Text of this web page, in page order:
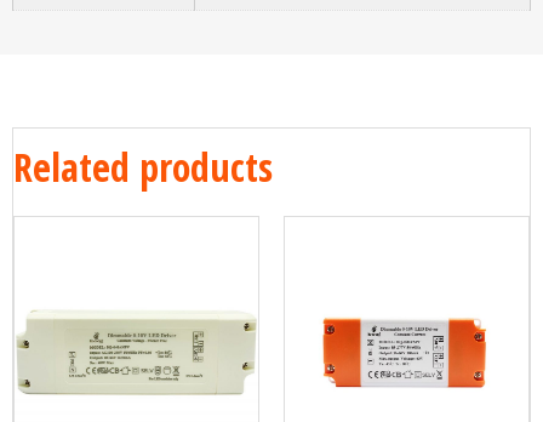
Related products